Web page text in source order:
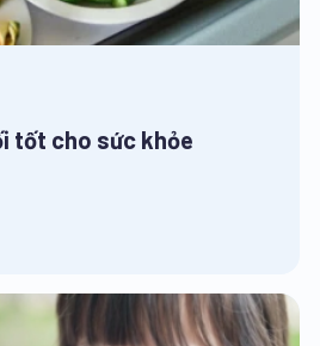
tốt cho sức khỏe